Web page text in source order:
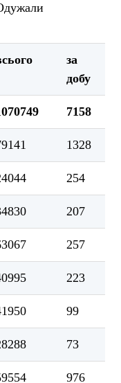
за
добу
7158
1328
254
207
257
223
99
73
976